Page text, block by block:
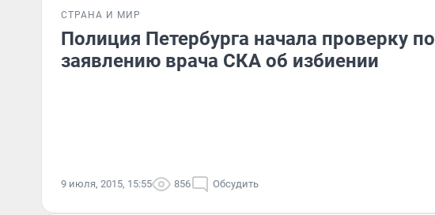
СТРАНА И МИР
Полиция Петербурга начала проверку по
заявлению врача СКА об избиении
9 июля, 2015, 15:55 856 Обсудить